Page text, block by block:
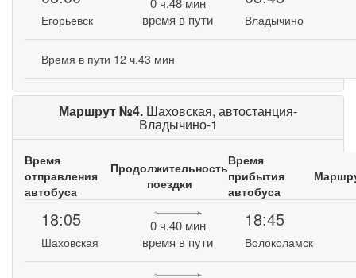
Егорьевск
время в пути
Владычино
Время в пути 12 ч.43 мин
Маршрут №4. Шаховская, автостанция-
Владычино-1
Время
отправления
автобуса
Продолжительность
поездки
Время
прибытия
автобуса
18:05
Шаховская
0 ч.40 мин
время в пути
18:45
Волоколамск